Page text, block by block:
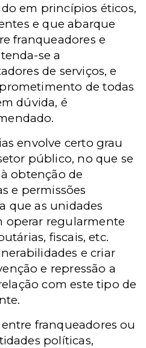
em princípios éticos,
e que abarque
franqueadores e
se a
de serviços, e
de todas
dúvida, é
envolve certo grau
público, no que se
obtenção de
e permissões
que as unidades
operar regularmente
fiscais, etc.
e criar
e repressão a
com este tipo de
franqueadores ou
políticas,